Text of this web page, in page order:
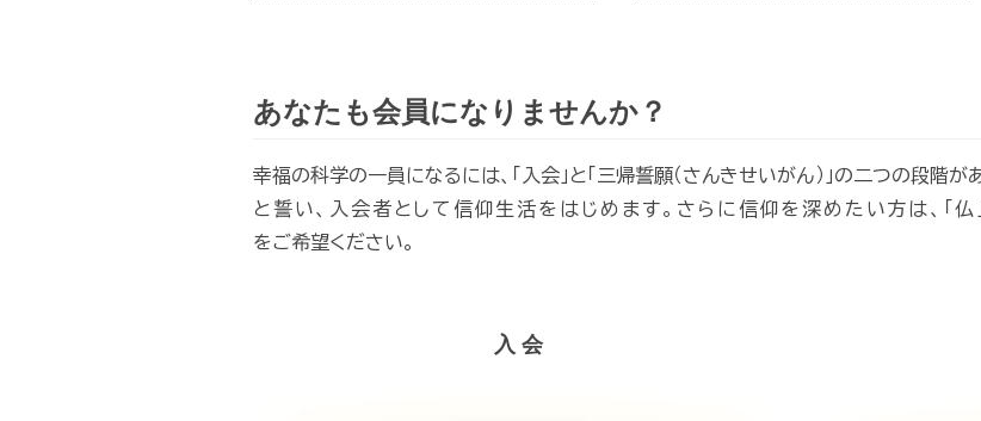
Joining -
religion?
あなたも会員になりませんか？
幸福の科学の一員になるには、「入会」と「三帰誓願（さんきせいがん）」の二つの段階が
と誓い、入会者として信仰生活をはじめます。さらに信仰を深めたい方は、「仏」
をご希望ください。
入 会